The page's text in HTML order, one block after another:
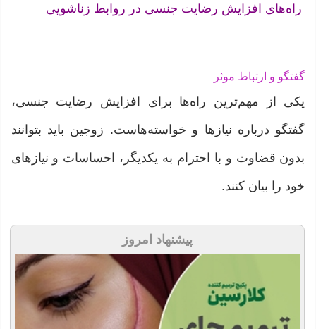
راه‌های افزایش رضایت جنسی در روابط زناشویی
گفتگو و ارتباط موثر
یکی از مهم‌ترین راه‌ها برای افزایش رضایت جنسی،
گفتگو درباره نیازها و خواسته‌هاست. زوجین باید بتوانند
بدون قضاوت و با احترام به یکدیگر، احساسات و نیازهای
خود را بیان کنند.
پیشنهاد امروز